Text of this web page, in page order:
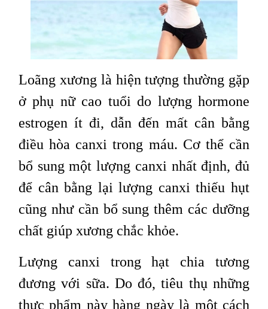
Loãng xương là hiện tượng thường gặp
ở phụ nữ cao tuổi do lượng hormone
estrogen ít đi, dẫn đến mất cân bằng
điều hòa canxi trong máu. Cơ thể cần
bổ sung một lượng canxi nhất định, đủ
để cân bằng lại lượng canxi thiếu hụt
cũng như cần bổ sung thêm các dưỡng
chất giúp xương chắc khỏe.
Lượng canxi trong hạt chia tương
đương với sữa. Do đó, tiêu thụ những
thực phẩm này hàng ngày là một cách